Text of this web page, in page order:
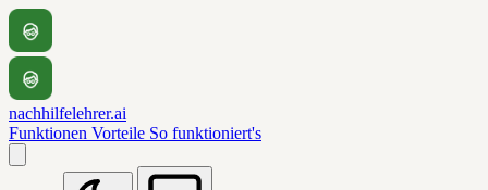
nachhilfelehrer.ai
Funktionen Vorteile So funktioniert's